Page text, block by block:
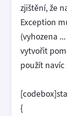
zjištění, že
Exception
(vyhozena
vytvořit
použít
{